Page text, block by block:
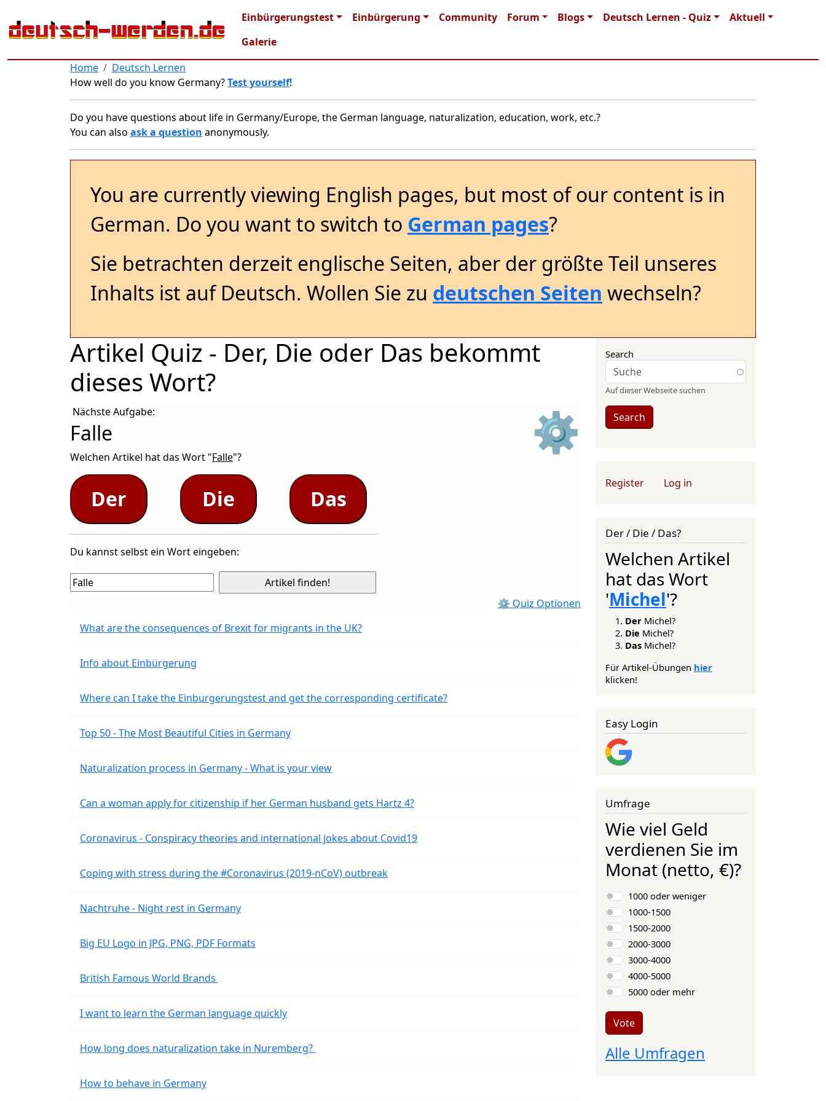
Main navigation
Einbürgerungstest Einbürgerung Community Forum Blogs Deutsch Lernen - Quiz
Aktuell
Galerie
Home
Deutsch Lernen
How well do you know Germany?Test yourself!
Do you have questions about life in Germany/Europe, the German language, naturalization, education, work, etc.?
You can also ask a question anonymously.
You are currently viewing English pages, but most of our content is in
German. Do you want to switch to German pages?
Sie betrachten derzeit englische Seiten, aber der größte Teil unseres
Inhalts ist auf Deutsch. Wollen Sie zu deutschen Seiten wechseln?
Artikel Quiz - Der, Die oder Das bekommt
dieses Wort?
⚙
Nächste Aufgabe:
Falle
Welchen Artikel hat das Wort "Falle"?
Der Die Das
Du kannst selbst ein Wort eingeben:
⚙ Quiz Optionen
What are the consequences of Brexit for migrants in the UK?
Info about Einbürgerung
Where can I take the Einburgerungstest and get the corresponding certificate?
Top 50 - The Most Beautiful Cities in Germany
Naturalization process in Germany - What is your view
Can a woman apply for citizenship if her German husband gets Hartz 4?
Coronavirus - Conspiracy theories and international jokes about Covid19
Coping with stress during the #Coronavirus (2019-nCoV) outbreak
Nachtruhe - Night rest in Germany
Big EU Logo in JPG, PNG, PDF Formats
British Famous World Brands
I want to learn the German language quickly
How long does naturalization take in Nuremberg?
How to behave in Germany
Search
Auf dieser Webseite suchen
Search
User account menu
Register Log in
Der / Die / Das?
Welchen Artikel
hat das Wort
'Michel'?
Der Michel?
Die Michel?
Das Michel?
Für Artikel-Übungen hier
klicken!
Easy Login
Umfrage
Wie viel Geld
verdienen Sie im
Monat (netto, €)?
Choices
1000 oder weniger
1000-1500
1500-2000
2000-3000
3000-4000
4000-5000
5000 oder mehr
Vote
Alle Umfragen